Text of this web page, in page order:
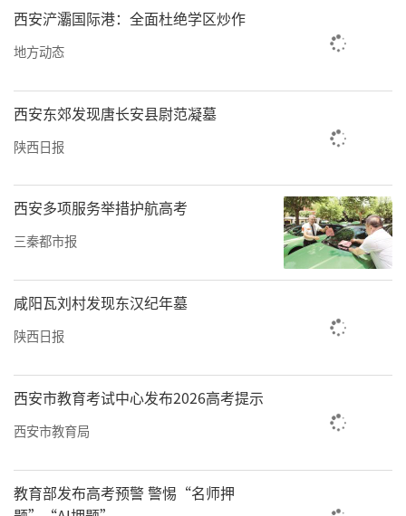
西安浐灞国际港：全面杜绝学区炒作
地方动态
西安东郊发现唐长安县尉范凝墓
陕西日报
西安多项服务举措护航高考
三秦都市报
咸阳瓦刘村发现东汉纪年墓
陕西日报
西安市教育考试中心发布2026高考提示
西安市教育局
教育部发布高考预警 警惕“名师押